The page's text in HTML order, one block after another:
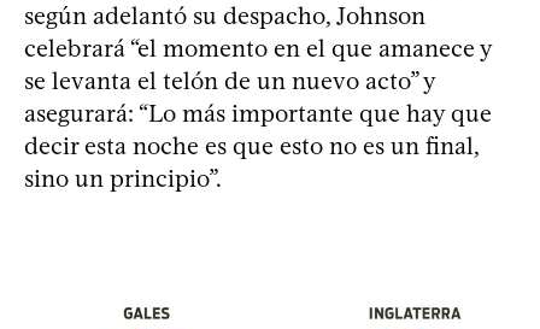
según adelantó su despacho, Johnson
celebrará “el momento en el que amanece y
se levanta el telón de un nuevo acto” y
asegurará: “Lo más importante que hay que
decir esta noche es que esto no es un final,
sino un principio”.